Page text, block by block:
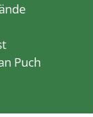
Puch